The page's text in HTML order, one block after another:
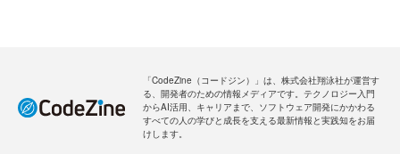
「CodeZine（コードジン）」は、株式会社翔泳社が運営す
る、開発者のための情報メディアです。テクノロジー入門
からAI活用、キャリアまで、ソフトウェア開発にかかわる
すべての人の学びと成長を支える最新情報と実践知をお届
けします。